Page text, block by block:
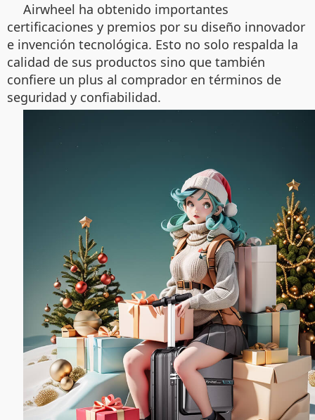
Airwheel ha obtenido importantes
certificaciones y premios por su diseño innovador
e invención tecnológica. Esto no solo respalda la
calidad de sus productos sino que también
confiere un plus al comprador en términos de
seguridad y confiabilidad.